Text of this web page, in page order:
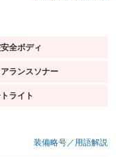
全ボディ
あり
ランスソナー
あり
ライト
あり
装備略号／用語解説